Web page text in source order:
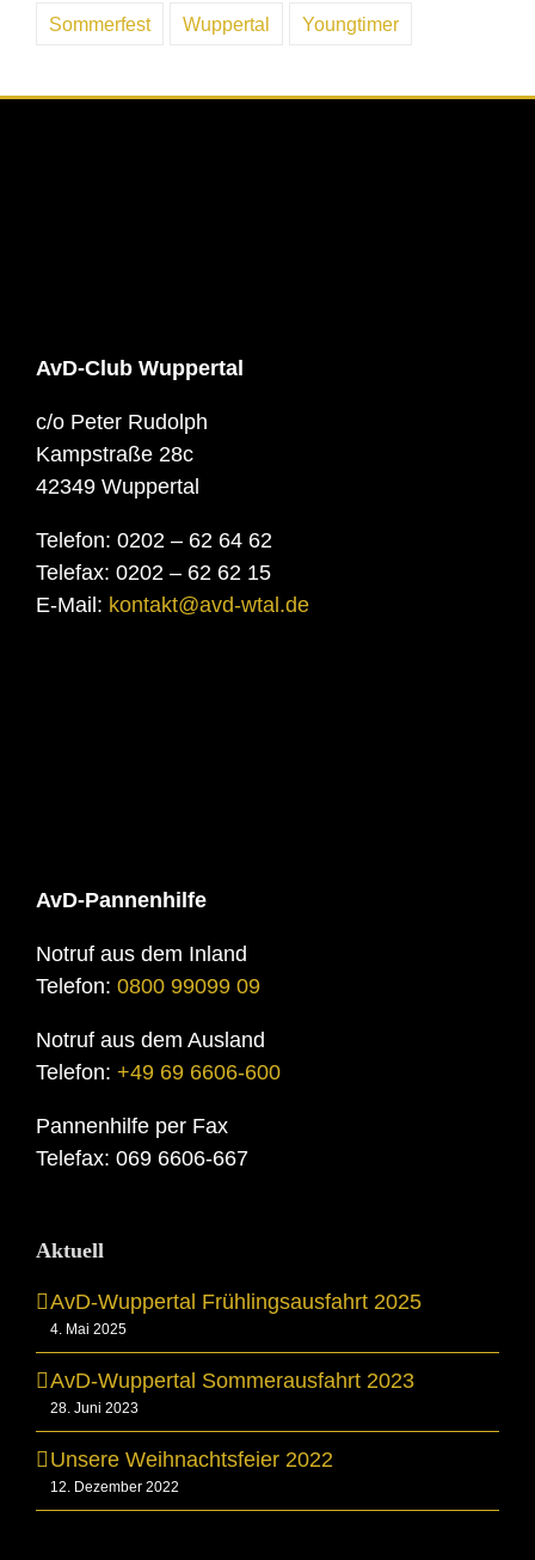
Sommerfest Wuppertal Youngtimer
AvD-Club Wuppertal
c/o Peter Rudolph
Kampstraße 28c
42349 Wuppertal
Telefon: 0202 – 62 64 62
Telefax: 0202 – 62 62 15
E-Mail: kontakt@avd-wtal.de
AvD-Pannenhilfe
Notruf aus dem Inland
Telefon: 0800 99099 09
Notruf aus dem Ausland
Telefon: +49 69 6606-600
Pannenhilfe per Fax
Telefax: 069 6606-667
Aktuell
AvD-Wuppertal Frühlingsausfahrt 2025
4. Mai 2025
AvD-Wuppertal Sommerausfahrt 2023
28. Juni 2023
Unsere Weihnachtsfeier 2022
12. Dezember 2022